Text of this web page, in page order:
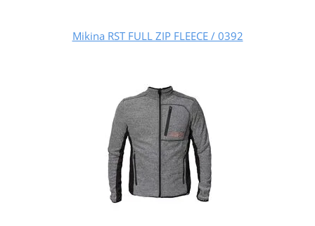
Mikina RST FULL ZIP FLEECE / 0392